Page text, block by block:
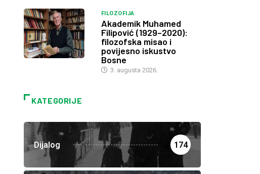
FILOZOFIJA
Akademik Muhamed
Filipović (1929–2020):
filozofska misao i
povijesno iskustvo
Bosne
3. augusta 2026.
KATEGORIJE
Dijalog 174